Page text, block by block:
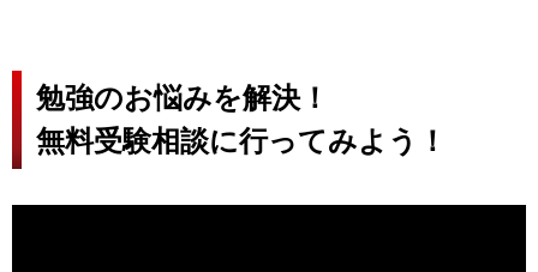
勉強のお悩みを解決！
無料受験相談に行ってみよう！